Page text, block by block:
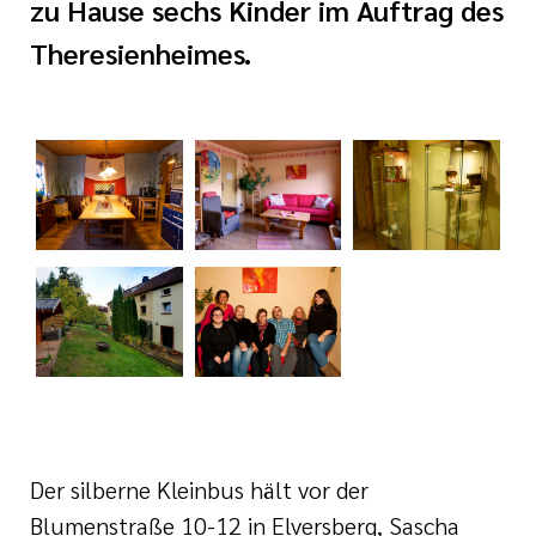
der cts
zu Hause sechs Kinder im Auftrag des
Theresienheimes.
Der silberne Kleinbus hält vor der
Blumenstraße 10-12 in Elversberg, Sascha